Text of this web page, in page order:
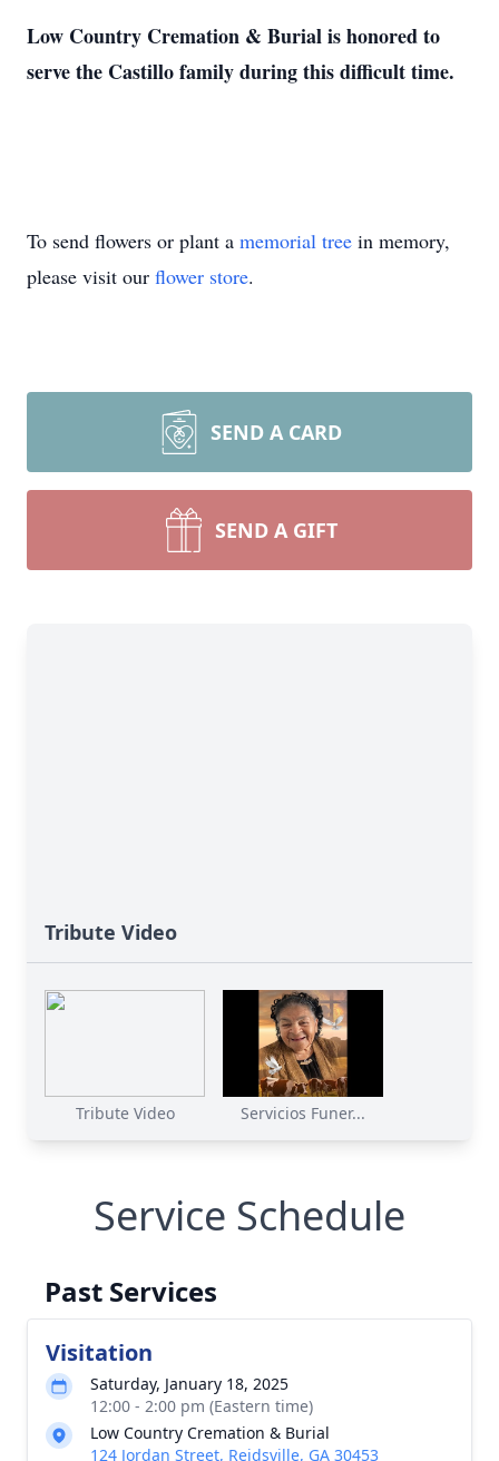
Low Country Cremation & Burial is honored to
serve the Castillo family during this difficult time.
To send flowers or plant a memorial tree in memory,
please visit our flower store.
SEND A CARD
SEND A GIFT
Tribute Video
Tribute Video Servicios Funer...
Service Schedule
Past Services
Visitation
Saturday, January 18, 2025
12:00 - 2:00 pm (Eastern time)
Low Country Cremation & Burial
124 Jordan Street, Reidsville, GA 30453